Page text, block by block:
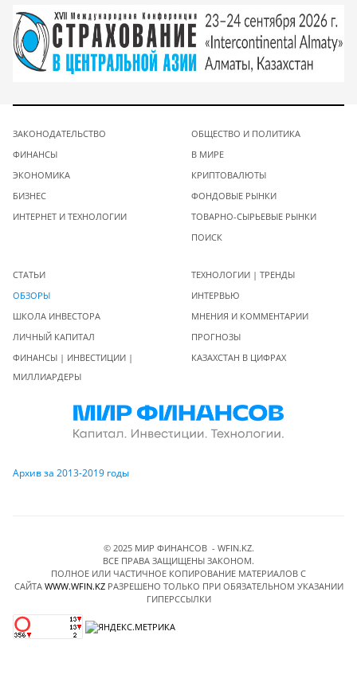
ЗАКОНОДАТЕЛЬСТВО
ФИНАНСЫ
ЭКОНОМИКА
БИЗНЕС
ИНТЕРНЕТ И ТЕХНОЛОГИИ
ОБЩЕСТВО И ПОЛИТИКА
В МИРЕ
КРИПТОВАЛЮТЫ
ФОНДОВЫЕ РЫНКИ
ТОВАРНО-СЫРЬЕВЫЕ РЫНКИ
ПОИСК
СТАТЬИ
ОБЗОРЫ
ШКОЛА ИНВЕСТОРА
ЛИЧНЫЙ КАПИТАЛ
ФИНАНСЫ | ИНВЕСТИЦИИ |
МИЛЛИАРДЕРЫ
ТЕХНОЛОГИИ | ТРЕНДЫ
ИНТЕРВЬЮ
МНЕНИЯ И КОММЕНТАРИИ
ПРОГНОЗЫ
КАЗАХСТАН В ЦИФРАХ
Архив за 2013-2019 годы
© 2025 МИР ФИНАНСОВ - WFIN.KZ.
ВСЕ ПРАВА ЗАЩИЩЕНЫ ЗАКОНОМ.
ПОЛНОЕ ИЛИ ЧАСТИЧНОЕ КОПИРОВАНИЕ МАТЕРИАЛОВ C
САЙТА WWW.WFIN.KZРАЗРЕШЕНО ТОЛЬКО ПРИ ОБЯЗАТЕЛЬНОМ УКАЗАНИИ
ГИПЕРССЫЛКИ